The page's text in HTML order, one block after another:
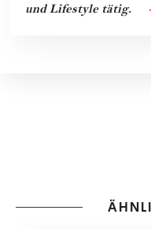
und Lifestyle tätig.